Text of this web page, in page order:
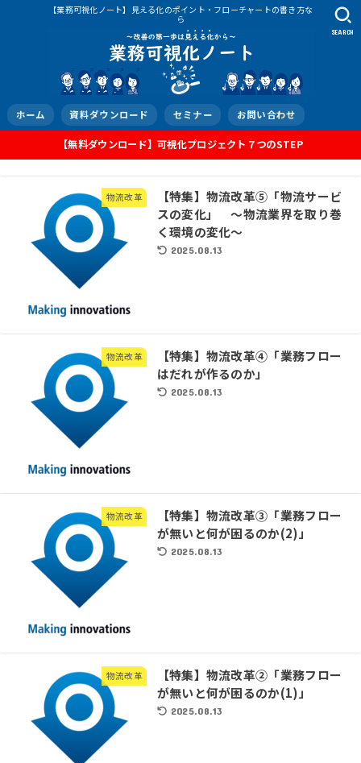
【業務可視化ノート】見える化のポイント・フローチャートの書き方な
ら
ホーム 資料ダウンロード セミナー お問い合わせ
SEARCH
【無料ダウンロード】可視化プロジェクト７つのSTEP
物流改革
【特集】物流改革⑤「物流サービ
スの変化」 ～物流業界を取り巻
く環境の変化～
2025.08.13
物流改革
【特集】物流改革④「業務フロー
はだれが作るのか」
2025.08.13
物流改革
【特集】物流改革③「業務フロー
が無いと何が困るのか(2)」
2025.08.13
物流改革
【特集】物流改革②「業務フロー
が無いと何が困るのか(1)」
2025.08.13